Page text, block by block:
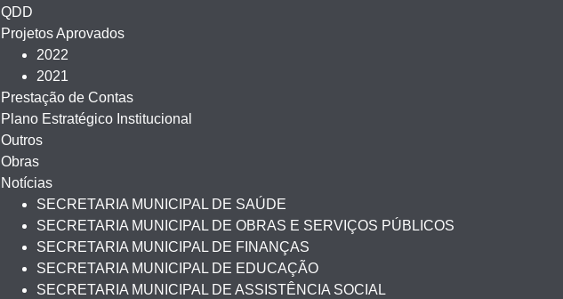
QDD
Projetos Aprovados
2022
2021
Prestação de Contas
Plano Estratégico Institucional
Outros
Obras
Notícias
SECRETARIA MUNICIPAL DE SAÚDE
SECRETARIA MUNICIPAL DE OBRAS E SERVIÇOS PÚBLICOS
SECRETARIA MUNICIPAL DE FINANÇAS
SECRETARIA MUNICIPAL DE EDUCAÇÃO
SECRETARIA MUNICIPAL DE ASSISTÊNCIA SOCIAL